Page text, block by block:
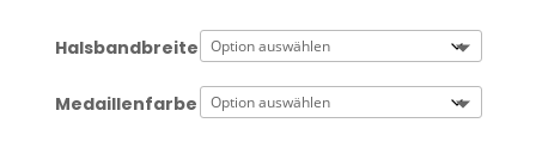
Halsbandbreite
Medaillenfarbe